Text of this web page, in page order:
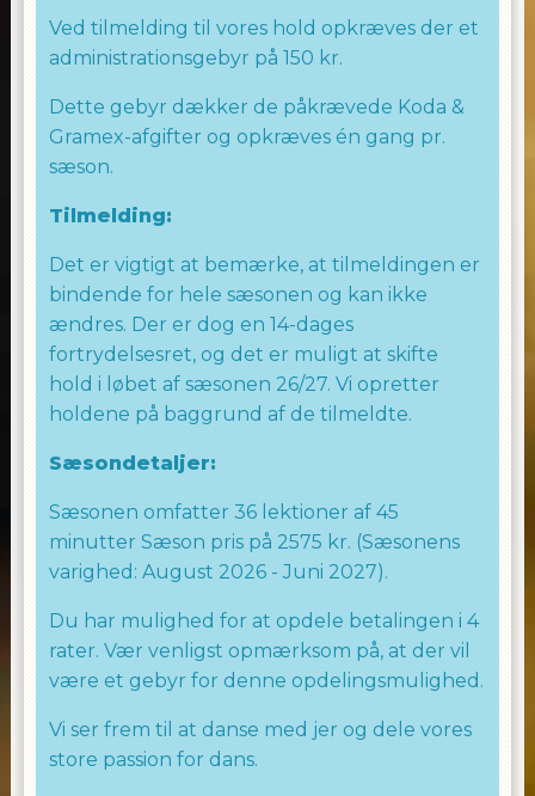
WE LOVE TO DANCE
Ved tilmelding til vores hold opkræves der et
administrationsgebyr på 150 kr.
Dette gebyr dækker de påkrævede Koda &
Gramex-afgifter og opkræves én gang pr.
sæson.
Tilmelding:
Det er vigtigt at bemærke, at tilmeldingen er
bindende for hele sæsonen og kan ikke
ændres. Der er dog en 14-dages
fortrydelsesret, og det er muligt at skifte
hold i løbet af sæsonen 26/27. Vi opretter
holdene på baggrund af de tilmeldte.
Sæsondetaljer:
Sæsonen omfatter 36 lektioner af 45
minutter Sæson pris på 2575 kr. (Sæsonens
varighed: August 2026 - Juni 2027).
Du har mulighed for at opdele betalingen i 4
rater. Vær venligst opmærksom på, at der vil
være et gebyr for denne opdelingsmulighed.
Vi ser frem til at danse med jer og dele vores
store passion for dans.